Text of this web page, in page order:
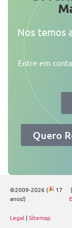
Nos temos
Entre em
Quero
©2009-2026 (
17
anos!)
Legal |Sitemap